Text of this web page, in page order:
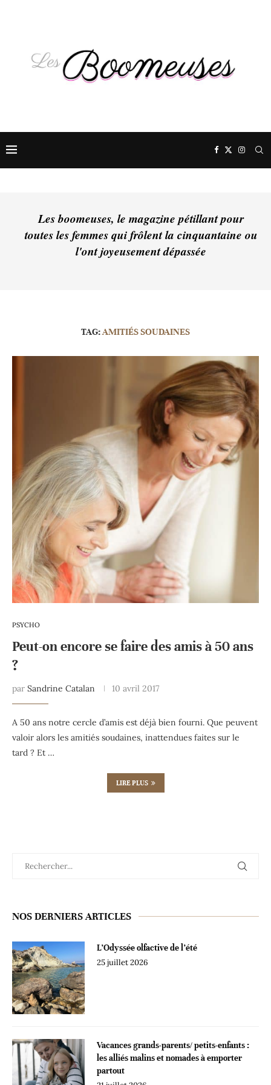
Les boomeuses, le magazine pétillant pour
toutes les femmes qui frôlent la cinquantaine ou
l'ont joyeusement dépassée
TAG:AMITIÉS SOUDAINES
PSYCHO
Peut-on encore se faire des amis à 50 ans
?
par Sandrine Catalan 10 avril 2017
A 50 ans notre cercle d’amis est déjà bien fourni. Que peuvent
valoir alors les amitiés soudaines, inattendues faites sur le
tard ? Et …
LIRE PLUS
NOS DERNIERS ARTICLES
L’Odyssée olfactive de l’été
25 juillet 2026
Vacances grands-parents/ petits-enfants :
les alliés malins et nomades à emporter
partout